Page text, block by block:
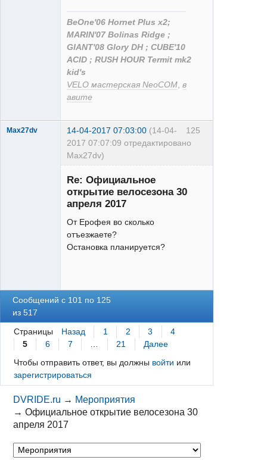
BeOne'06 Hornet Plus x2;
MARIN'07 Bolinas Ridge ;
GIANT'08 Glory DH ; CUBE'10
ACID ; RUSH HOUR Termit mk2
kid's
VELO мастерская NeoCOM в
авите
125
Max27dv 14-04-2017 07:03:00 (14-04-
2017 07:07:09 отредактировано
Max27dv)
Re: Официальное
открытие велосезона 30
апреля 2017
От Ерофея во сколько
отъезжаете?
Остановка планируется?
Сообщений с 101 по 125
из 517
Страницы Назад 1 2 3
4
5
6 7 … 21
Далее
Чтобы отправить ответ, вы должны войти или
зарегистрироваться
DVRIDE.ru → Мероприятия
→Официальное открытие велосезона 30
апреля 2017